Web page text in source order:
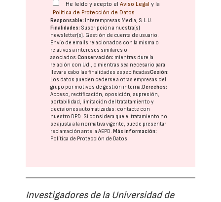
He leído y acepto elAviso Legal y la
Política de Protección de Datos
Responsable: Interempresas Media, S.L.U.
Finalidades: Suscripción a nuestra(s)
newsletter(s). Gestión de cuenta de usuario.
Envío de emails relacionados con la misma o
relativos a intereses similares o
asociados.Conservación: mientras dure la
relación con Ud., o mientras sea necesario para
llevar a cabo las finalidades especificadasCesión:
Los datos pueden cederse a otras empresas del
grupo por motivos de gestión interna. Derechos:
Acceso, rectificación, oposición, supresión,
portabilidad, limitación del tratatamiento y
decisiones automatizadas: contacte con
nuestro DPD. Si considera que el tratamiento no
se ajusta a la normativa vigente, puede presentar
reclamación ante laAEPD. Más información:
Política de Protección de Datos
Investigadores de la Universidad de